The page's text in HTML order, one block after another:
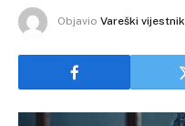
Objavio Vareški vijestnik